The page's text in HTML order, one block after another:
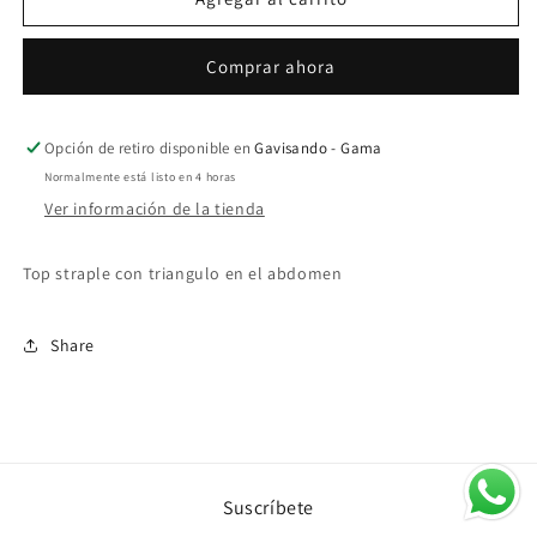
triangulo
triangulo
abdomen
Comprar ahora
Opción de retiro disponible enGavisando - Gama
Normalmente está listo en 4 horas
Ver información de la tienda
Top straple con triangulo en el abdomen
Share
Suscríbete